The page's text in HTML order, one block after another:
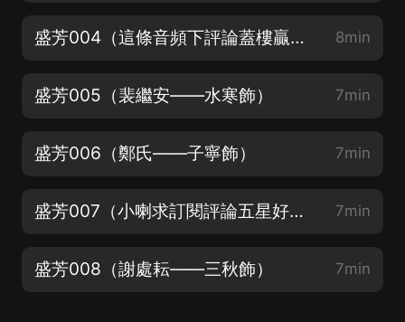
盛芳004（這條音頻下評論蓋樓贏喜馬拉雅會員~一共4張，中獎幾率無比大） 8min
盛芳005（裴繼安——水寒飾） 7min
盛芳006（鄭氏——子寧飾） 7min
盛芳007（小喇求訂閱評論五星好評~） 7min
盛芳008（謝處耘——三秋飾） 7min